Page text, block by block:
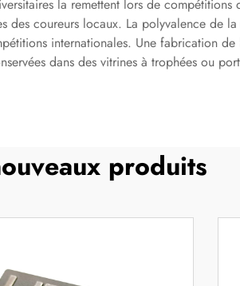
la remettent lors de
coureurs locaux. La polyvalence de
internationales. Une fabrication
dans des vitrines à trophées ou
produits